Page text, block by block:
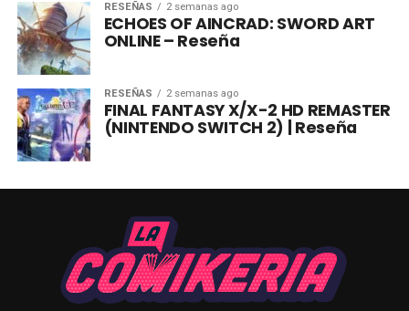
RESEÑAS 2 semanas ago
ECHOES OF AINCRAD: SWORD ART
ONLINE – Reseña
RESEÑAS 2 semanas ago
FINAL FANTASY X/X-2 HD REMASTER
(NINTENDO SWITCH 2) | Reseña